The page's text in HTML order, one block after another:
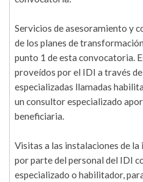
Servicios de asesoramiento y
de los planes de
punto 1 de esta convocatoria.
proveídos por el IDI a través
especializadas llamadas
un consultor especializado
beneficiaria.
Visitas a las instalaciones de
por parte del personal del IDI
especializado o habilitador,